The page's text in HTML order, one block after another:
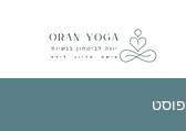
פוסט